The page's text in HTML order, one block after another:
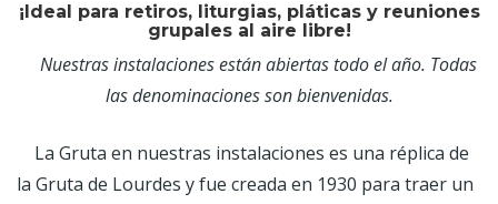
¡Ideal para retiros, liturgias, pláticas y reuniones
grupales al aire libre!
Nuestras instalaciones están abiertas todo el año. Todas
las denominaciones son bienvenidas.
La Gruta en nuestras instalaciones es una réplica de
la Gruta de Lourdes y fue creada en 1930 para traer un